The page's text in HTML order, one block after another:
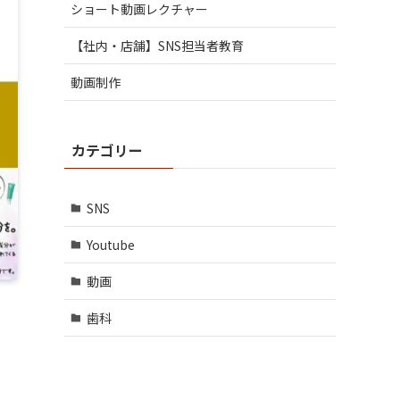
ショート動画レクチャー
【社内・店舗】SNS担当者教育
動画制作
カテゴリー
SNS
Youtube
動画
歯科